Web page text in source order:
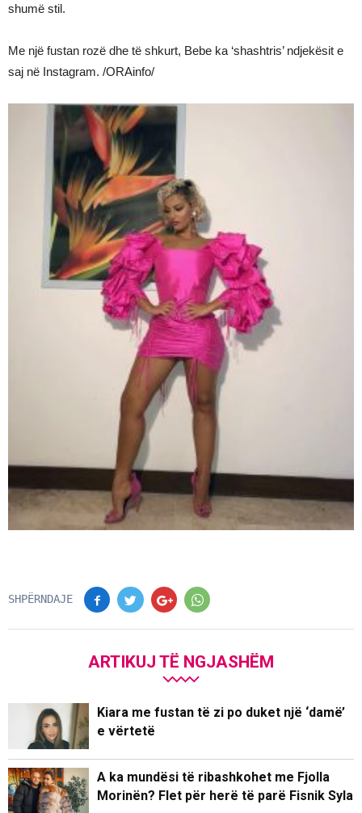
shumë stil.
Me një fustan rozë dhe të shkurt, Bebe ka ‘shashtris’ ndjekësit e
saj në Instagram. /ORAinfo/
SHPËRNDAJE
ARTIKUJ TË NGJASHËM
Kiara me fustan të zi po duket një ‘damë’
e vërtetë
A ka mundësi të ribashkohet me Fjolla
Morinën? Flet për herë të parë Fisnik Syla